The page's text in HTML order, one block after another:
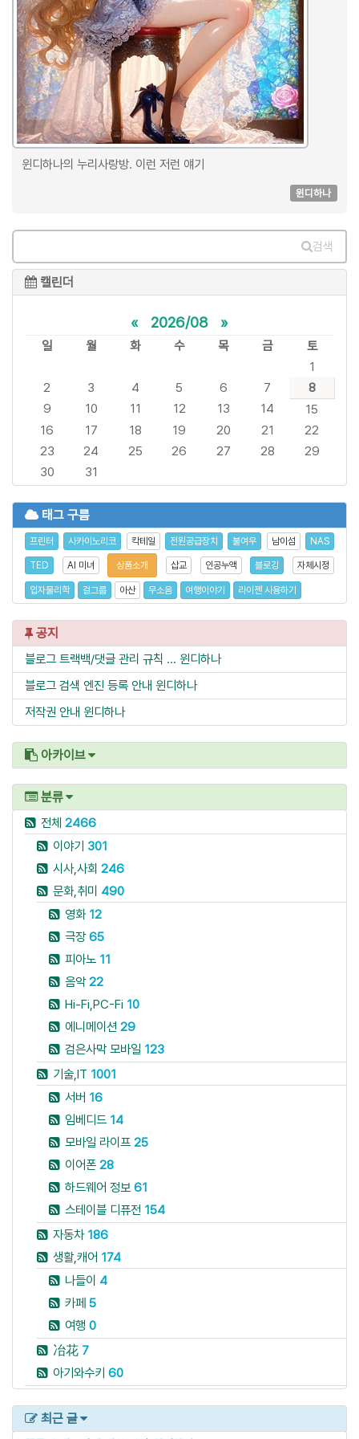
윈디하나의 누리사랑방. 이런 저런 얘기
윈디하나
검색
캘린더
« 2026/08 »
일 월 화 수 목 금
토
1
2
3 4 5 6 7
8
9
10 11 12 13 14
15
16
17 18 19 20 21
22
23
24 25 26 27 28
29
30
31
태그 구름
프린터 사카이노리코 칵테일 전원공급장치 불여우 남이섬 NAS
TED AI 미녀 상품소개 삽교 인공누액 블로깅 자체시정
입자물리학 걸그룹 아산 무소음 여행이야기 라이젠 사용하기
공지
블로그 트랙백/댓글 관리 규칙 ... 윈디하나
블로그 검색 엔진 등록 안내 윈디하나
저작권 안내 윈디하나
아카이브
분류
전체 2466
이야기 301
시사,사회 246
문화,취미 490
영화 12
극장65
피아노 11
음악22
Hi-Fi,PC-Fi 10
에니메이션 29
검은사막 모바일 123
기술,IT 1001
서버 16
임베디드 14
모바일 라이프 25
이어폰 28
하드웨어 정보 61
스테이블 디퓨전 154
자동차 186
생활,캐어 174
나들이 4
카페 5
여행 0
冶花 7
아기와수키 60
최근 글